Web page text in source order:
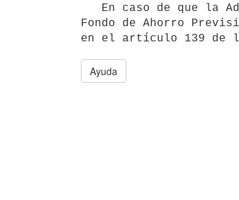
Fondo de Ahorro
Ayuda